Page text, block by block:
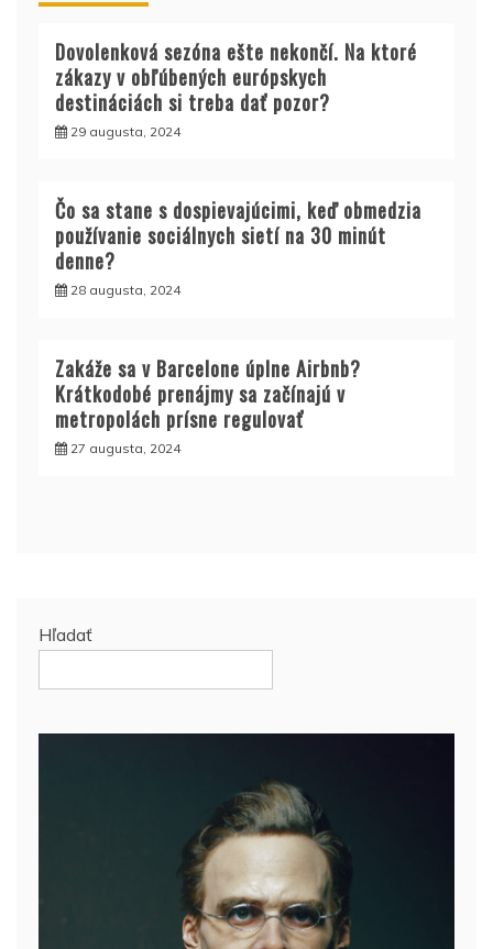
Dovolenková sezóna ešte nekončí. Na ktoré
zákazy v obľúbených európskych
destináciách si treba dať pozor?
29 augusta, 2024
Čo sa stane s dospievajúcimi, keď obmedzia
používanie sociálnych sietí na 30 minút
denne?
28 augusta, 2024
Zakáže sa v Barcelone úplne Airbnb?
Krátkodobé prenájmy sa začínajú v
metropolách prísne regulovať
27 augusta, 2024
Hľadať